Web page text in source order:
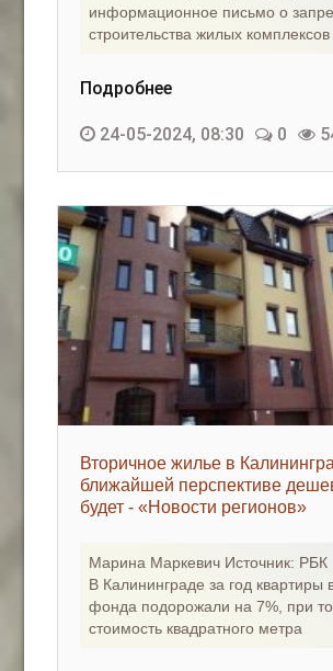
информационное письмо о
строительства жилых
Подробнее
24-05-2024, 08:30 0
Вторичное жилье в
ближайшей перспективе
будет - «Новости регионов»
Марина Маркевич Источник: РБК
В Калининграде за год квартиры
фонда подорожали на 7%, при
стоимость квадратного метра